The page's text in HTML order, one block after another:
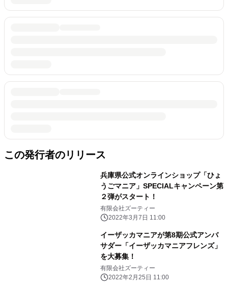
この発行者のリリース
兵庫県公式オンラインショップ「ひょ
うごマニア」SPECIALキャンペーン第
２弾がスタート！
有限会社ズーティー
2022年3月7日 11:00
イーザッカマニアが第8期公式アンバ
サダー「イーザッカマニアフレンズ」
を大募集！
有限会社ズーティー
2022年2月25日 11:00